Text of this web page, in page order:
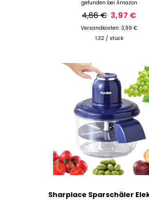
gefunden bei Amazon
4,66 € 3,97 €
Versandkosten: 3,99 €
1.32 / stück